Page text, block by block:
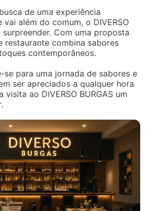
de uma experiência
além do comum, o DIVERSO
surpreender. Com uma proposta
restaurante combina sabores
contemporâneos.
se para uma jornada de sabores e
ser apreciados a qualquer hora
ao DIVERSO BURGAS um